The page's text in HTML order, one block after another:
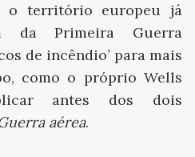
o território europeu já
da Primeira Guerra
de incêndio’ para mais
como o próprio Wells
antes dos dois
aérea.